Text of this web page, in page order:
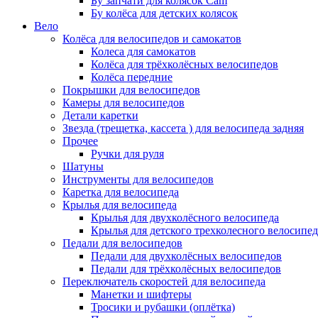
Бу колёса для детских колясок
Вело
Колёса для велосипедов и самокатов
Колеса для самокатов
Колёса для трёхколёсных велосипедов
Колёса передние
Покрышки для велосипедов
Камеры для велосипедов
Детали каретки
Звезда (трещетка, кассета ) для велосипеда задняя
Прочее
Ручки для руля
Шатуны
Инструменты для велосипедов
Каретка для велосипеда
Крылья для велосипеда
Крылья для двухколёсного велосипеда
Крылья для детского трехколесного
Педали для велосипедов
Педали для двухколёсных велосипедов
Педали для трёхколёсных велосипедов
Переключатель скоростей для велосипеда
Манетки и шифтеры
Тросики и рубашки (оплётка)